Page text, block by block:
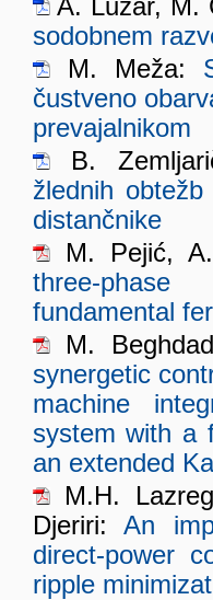
A. Luzar, M.
sodobnem
M. Meža:
čustveno
prevajalnikom
B.
žlednih
distančnike
M. Pejić, A.
three-
fundamental
M.
synergetic
machine
system with a
an extended
M.H.
Djeriri:An
direct-power
ripple